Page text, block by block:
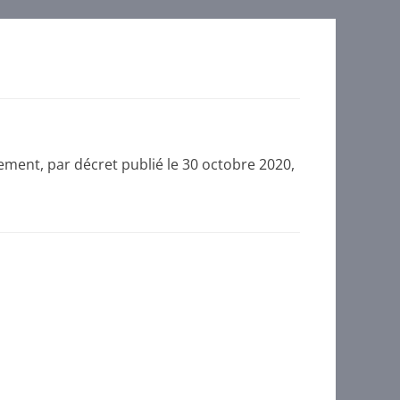
par décret publié le 30 octobre 2020,